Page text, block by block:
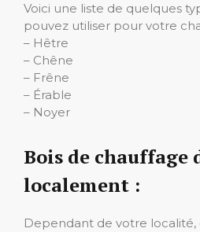
Voici une liste de quelques
pouvez utiliser pour votre
– Hêtre
– Chêne
– Frêne
– Érable
– Noyer
Bois de chauffage
localement :
Dependant de votre localité,